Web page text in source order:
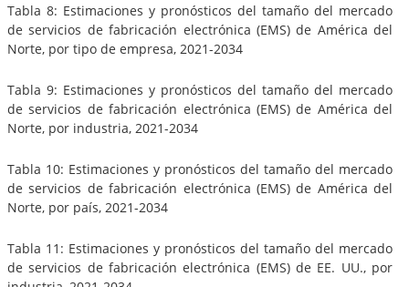
Tabla 8: Estimaciones y pronósticos del tamaño del mercado
de servicios de fabricación electrónica (EMS) de América del
Norte, por tipo de empresa, 2021-2034
Tabla 9: Estimaciones y pronósticos del tamaño del mercado
de servicios de fabricación electrónica (EMS) de América del
Norte, por industria, 2021-2034
Tabla 10: Estimaciones y pronósticos del tamaño del mercado
de servicios de fabricación electrónica (EMS) de América del
Norte, por país, 2021-2034
Tabla 11: Estimaciones y pronósticos del tamaño del mercado
de servicios de fabricación electrónica (EMS) de EE. UU., por